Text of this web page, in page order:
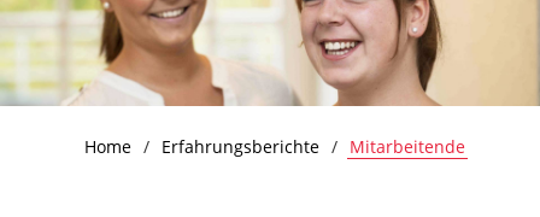
Home Erfahrungsberichte Mitarbeitende